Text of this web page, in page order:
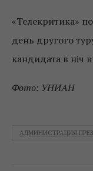
«Телекритика»
день другого
кандидата в ніч
Фото: УНИАН
АДМИНИСТРАЦИЯ